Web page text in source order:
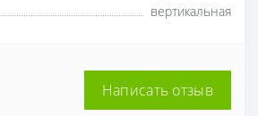
вертикальная
Написать отзыв